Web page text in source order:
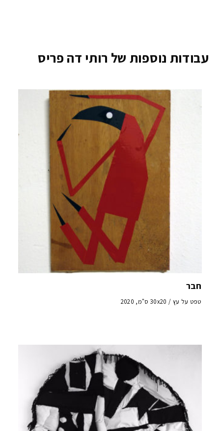
עבודות נוספות של רותי דה פריס
חבר
טפט על עץ / 30x20 ס"מ, 2020